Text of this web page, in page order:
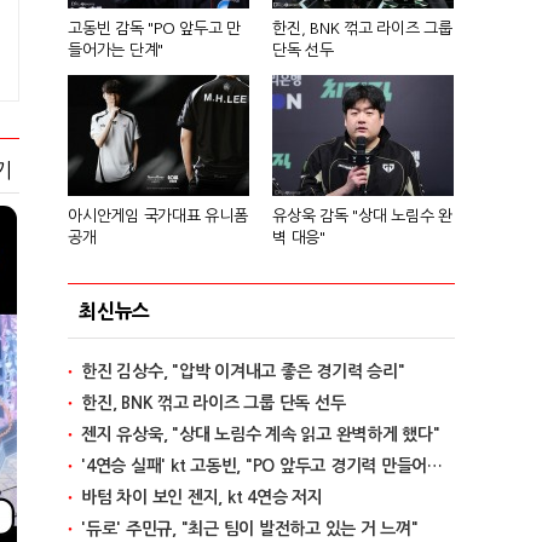
고동빈 감독 "PO 앞두고 만
들어가는 단계"
한진, BNK 꺾고 라이즈 그룹
단독 선두
아시안게임 국가대표 유니폼
공개
유상욱 감독 "상대 노림수 완
벽 대응"
최신뉴스
한진 김상수, "압박 이겨내고 좋은 경기력 승리"
한진, BNK 꺾고 라이즈 그룹 단독 선두
젠지 유상욱, "상대 노림수 계속 읽고 완벽하게 했다"
'4연승 실패' kt 고동빈, "PO 앞두고 경기력 만들어가는 단계"
바텀 차이 보인 젠지, kt 4연승 저지
'듀로' 주민규, "최근 팀이 발전하고 있는 거 느껴"